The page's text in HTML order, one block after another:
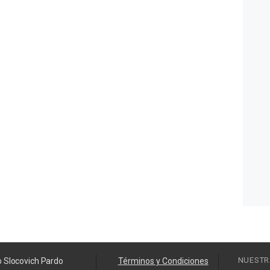
Slocovich Pardo Términos y Condiciones